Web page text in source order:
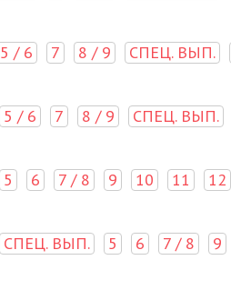
5 / 6 7 8 / 9 СПЕЦ. ВЫП.
5 / 6 7 8 / 9 СПЕЦ. ВЫП.
5 6 7 / 8 9 10 11 12
СПЕЦ. ВЫП. 5 6 7 / 8 9